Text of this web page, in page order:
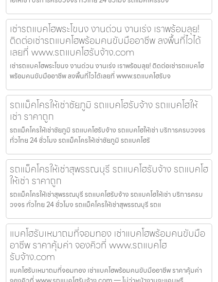
เช่ารถแบคโฮพระโขนง งานด่วน งานเร่ง เราพร้อมลุย!
ติดต่อเช่ารถแบคโฮพร้อมคนขับมืออาชีพ ลงพื้นที่ไวได้
เลยที่ www.รถแบคโฮรับจ้าง.com
เช่ารถแบคโฮพระโขนง งานด่วน งานเร่ง เราพร้อมลุย! ติดต่อเช่ารถแบคโฮ
พร้อมคนขับมืออาชีพ ลงพื้นที่ไวได้เลยที่ www.รถแบคโฮรับจ
รถแม็คโครให้เช่าชัยภูมิ รถแบคโฮรับจ้าง รถแบคโฮให้
เช่า ราคาถูก
รถแม็คโครให้เช่าชัยภูมิ รถแบคโฮรับจ้าง รถแบคโฮให้เช่า บริการครบวงจร
ทั่วไทย 24 ชั่วโมง รถแม็คโครให้เช่าชัยภูมิ รถแบคโฮรั
รถแม็คโครให้เช่าสุพรรณบุรี รถแบคโฮรับจ้าง รถแบคโฮ
ให้เช่า ราคาถูก
รถแม็คโครให้เช่าสุพรรณบุรี รถแบคโฮรับจ้าง รถแบคโฮให้เช่า บริการครบ
วงจร ทั่วไทย 24 ชั่วโมง รถแม็คโครให้เช่าสุพรรณบุรี รถแ
แบคโฮรับเหมาถมที่จอมทอง เช่าแบคโฮพร้อมคนขับมือ
อาชีพ ราคาคุ้มค่า จองคิวที่ www.รถแบคโฮ
รับจ้าง.com
แบคโฮรับเหมาถมที่จอมทอง เช่าแบคโฮพร้อมคนขับมืออาชีพ ราคาคุ้มค่า